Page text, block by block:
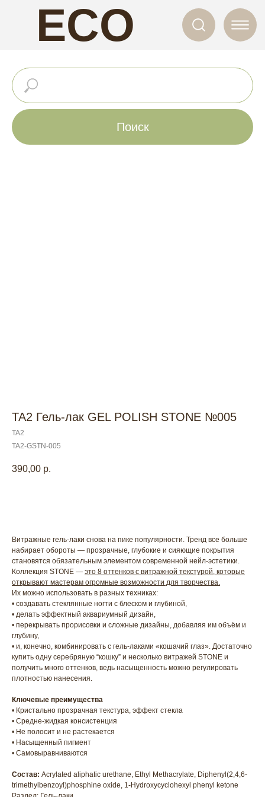
ECO
NAILS
Поиск
TA2 Гель-лак GEL POLISH STONE №005
TA2
TA2-GSTN-005
390,00 р.
Витражные гель-лаки снова на пике популярности. Тренд все больше
набирает обороты — прозрачные, глубокие и сияющие покрытия
становятся обязательным элементом современной нейл-эстетики.
Коллекция STONE — это 8 оттенков с витражной текстурой, которые
открывают мастерам огромные возможности для творчества.
Их можно использовать в разных техниках:
• создавать стеклянные ногти с блеском и глубиной,
• делать эффектный аквариумный дизайн,
• перекрывать прорисовки и сложные дизайны, добавляя им объём и
глубину,
• и, конечно, комбинировать с гель-лаками «кошачий глаз». Достаточно
купить одну серебряную “кошку” и несколько витражей STONE и
получить много оттенков, ведь насыщенность можно регулировать
плотностью нанесения.
Ключевые преимущества
• Кристально прозрачная текстура, эффект стекла
• Средне-жидкая консистенция
• Не полосит и не растекается
• Насыщенный пигмент
• Самовыравниваются
Состав: Acrylated aliphatic urethane, Ethyl Methacrylate, Diphenyl(2,4,6-
trimethylbenzoyl)phosphine oxide, 1-Hydroxycyclohexyl phenyl ketone
КОНТАКТЫ
КАТАЛОГ
БРЕНДЫ
ОПЛАТА
ГЛАВНАЯ